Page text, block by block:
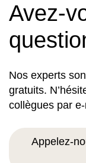
Avez-
Nos experts
gratuits.
collègues par
Appelez-